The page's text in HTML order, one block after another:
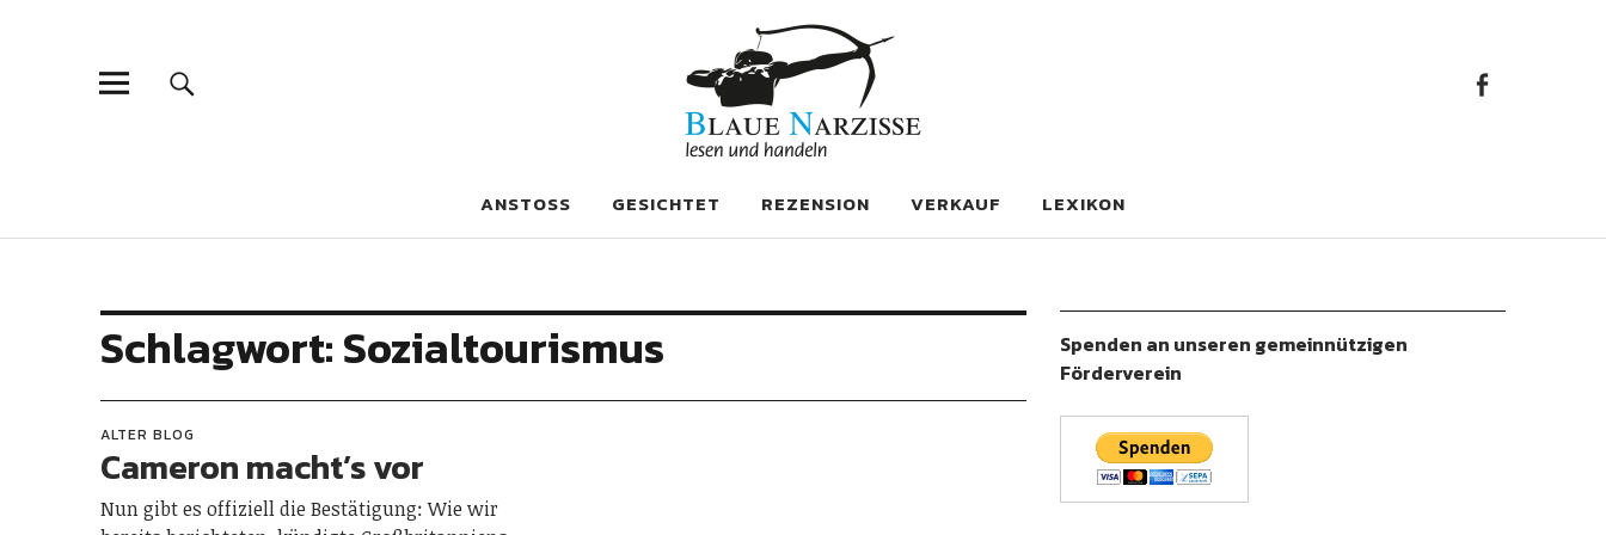
Blaue Narzisse
ANSTOSS GESICHTET REZENSION VERKAUF LEXIKON
Schlagwort:Sozialtourismus
ALTER BLOG
Cameron macht’s vor
Nun gibt es offiziell die Bestätigung: Wie wir
Spenden an unseren gemeinnützigen
Förderverein